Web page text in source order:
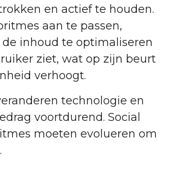
en actief te houden.
aan te passen,
inhoud te optimaliseren
ziet, wat op zijn beurt
verhoogt.
technologie en
voortdurend. Social
moeten evolueren om